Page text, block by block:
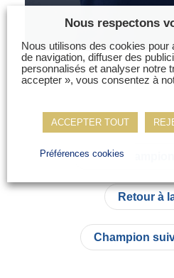
Retour à
Champion
Nous respectons
Nous utilisons des cookies pour
de navigation, diffuser des
personnalisés et analyser notre
accepter », vous consentez à
ACCEPTER TOUT
Préférences cookies